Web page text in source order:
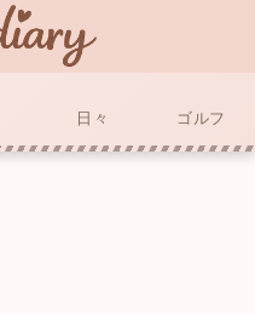
日々 ゴルフ